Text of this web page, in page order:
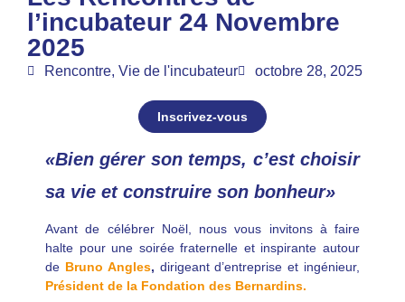
l’incubateur 24 Novembre
2025
Rencontre, Vie de l'incubateur octobre 28, 2025
Inscrivez-vous
«Bien gérer son temps, c’est choisir
sa vie et construire son bonheur»
Avant de célébrer Noël, nous vous invitons à faire
halte pour une soirée fraternelle et inspirante autour
de Bruno Angles, dirigeant d’entreprise et ingénieur,
Président de la Fondation des Bernardins.